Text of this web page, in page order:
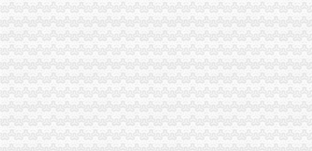
巫山局代办一般纳税人四结合扎实开展个体验照工作
江津局一般纳税人公司条件积造注册窗口形象
沙坪坝局狠抓“四个环节”一般纳税人注册流程着力推进法制建设